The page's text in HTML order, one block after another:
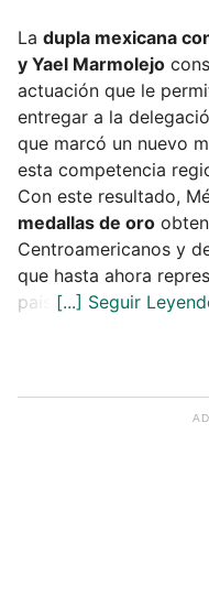
La dupla mexicana
y Yael Marmolejo
actuación que le
entregar a la
que marcó un nuevo
esta competencia
Con este resultado,
medallas de oro
Centroamericanos y
que hasta ahora
país.